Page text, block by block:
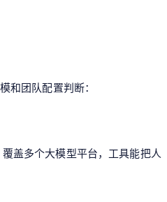
和团队配置判断：
盖多个大模型平台，工具能把人